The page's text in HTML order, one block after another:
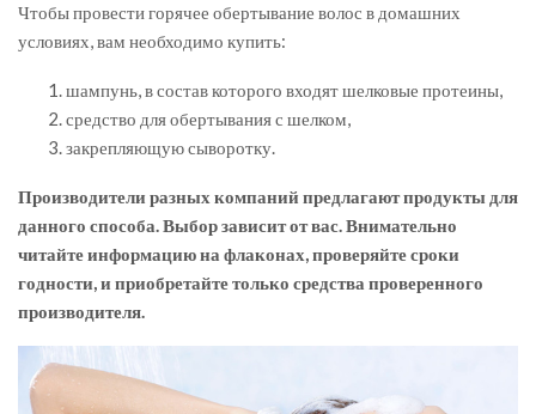
Чтобы провести горячее обертывание волос в домашних
условиях, вам необходимо купить:
шампунь, в состав которого входят шелковые протеины,
средство для обертывания с шелком,
закрепляющую сыворотку.
Производители разных компаний предлагают продукты для
данного способа. Выбор зависит от вас. Внимательно
читайте информацию на флаконах, проверяйте сроки
годности, и приобретайте только средства проверенного
производителя.